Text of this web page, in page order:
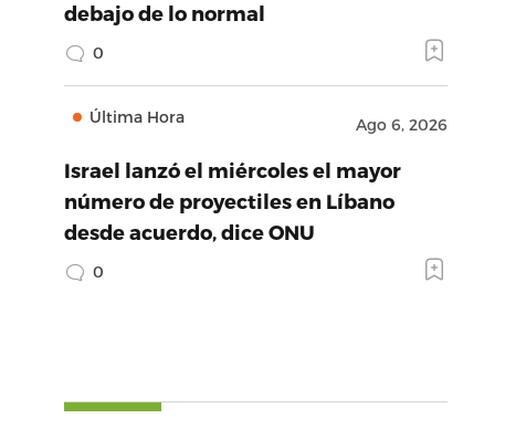
debajo de lo normal
0
Última Hora Ago 6, 2026
Israel lanzó el miércoles el mayor
número de proyectiles en Líbano
desde acuerdo, dice ONU
0